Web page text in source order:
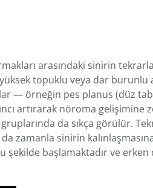
arasındaki sinirin
topuklu veya dar
— örneğin pes planus (düz
artırarak nöroma gelişimine
da sıkça görülür.
zamanla sinirin
şekilde başlamaktadır ve